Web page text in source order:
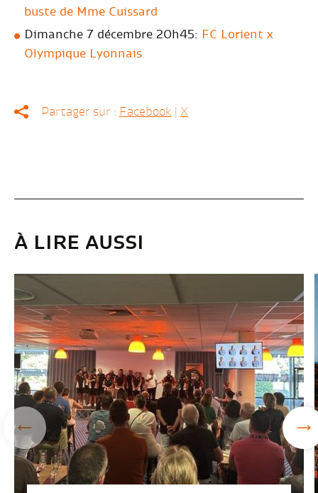
buste de Mme Cuissard
Dimanche 7 décembre 20h45: FC Lorient x
Olympique Lyonnais
Partager sur : Facebook| X
À LIRE AUSSI